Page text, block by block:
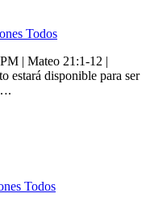
Todos
| Mateo 21:1-12 |
estará disponible para ser
Todos